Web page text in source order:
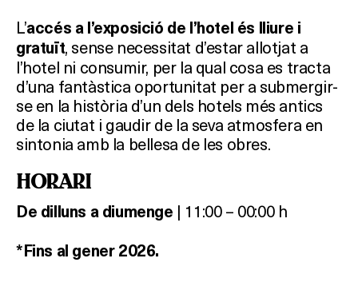
L’accés a l’exposició de l’hotel és lliure i
gratuït, sense necessitat d’estar allotjat a
l’hotel ni consumir, per la qual cosa es tracta
d’una fantàstica oportunitat per a submergir-
se en la història d’un dels hotels més antics
de la ciutat i gaudir de la seva atmosfera en
sintonia amb la bellesa de les obres.
HORARI
De dilluns a diumenge | 11:00 – 00:00 h
*Fins al gener 2026.